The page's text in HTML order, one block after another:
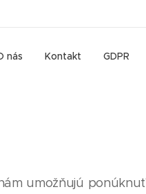
nás Kontakt GDPR
umožňujú ponúknuť